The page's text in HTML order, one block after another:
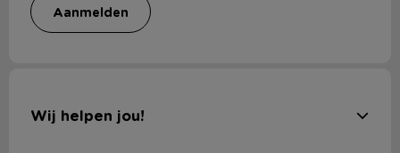
aanmelden
Wij helpen jou!